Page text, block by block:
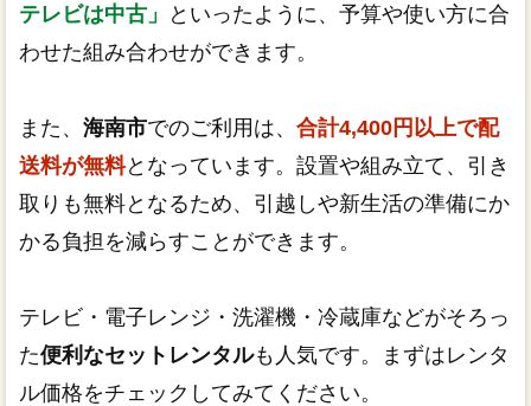
テレビは中古」
といったように、予算や使い方に合
わせた組み合わせができます。
また、 海南市でのご利用は、 合計4,400円以上で配
送料が無料となっています。設置や組み立て、引き
取りも無料となるため、引越しや新生活の準備にか
かる負担を減らすことができます。
テレビ・電子レンジ・洗濯機・冷蔵庫などがそろっ
た便利なセットレンタルも人気です。まずはレンタ
ル価格をチェックしてみてください。